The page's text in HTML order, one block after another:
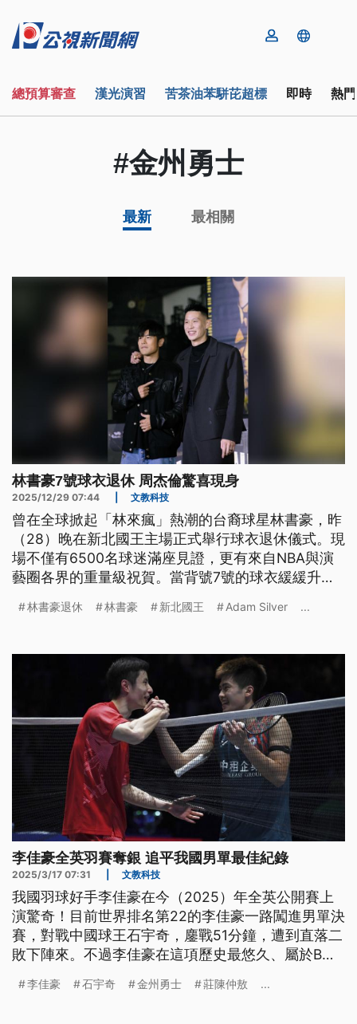
總預算審查 漢光演習 苦茶油苯駢芘超標 即時 熱
#金州勇士
最新 最相關
林書豪7號球衣退休 周杰倫驚喜現身
2025/12/29 07:44 文教科技
曾在全球掀起「林來瘋」熱潮的台裔球星林書豪，昨
（28）晚在新北國王主場正式舉行球衣退休儀式。現
場不僅有6500名球迷滿座見證，更有來自NBA與演
藝圈各界的重量級祝賀。當背號7號的球衣緩緩升
林書豪退休 林書豪 新北國王 Adam Silver ...
李佳豪全英羽賽奪銀 追平我國男單最佳紀錄
2025/3/17 07:31 文教科技
我國羽球好手李佳豪在今（2025）年全英公開賽上
演驚奇！目前世界排名第22的李佳豪一路闖進男單決
賽，對戰中國球王石宇奇，鏖戰51分鐘，遭到直落二
敗下陣來。不過李佳豪在這項歷史最悠久、屬於BWF
追平我國男單最佳紀錄。來看我們為您整理的體育週
李佳豪 石宇奇 金州勇士 莊陳仲敖 ...